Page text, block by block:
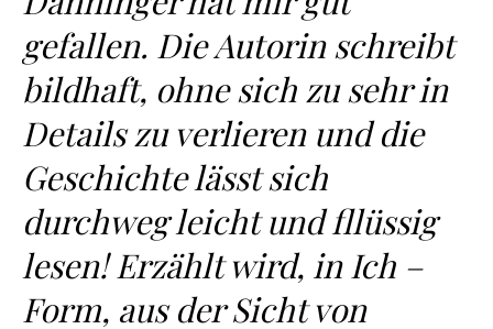
gefallen. Die Autorin schreibt
bildhaft, ohne sich zu sehr in
Details zu verlieren und die
Geschichte lässt sich
durchweg leicht und fllüssig
lesen! Erzählt wird, in Ich –
Form, aus der Sicht von